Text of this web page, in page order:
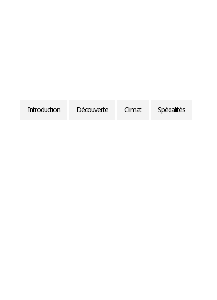
Introduction Découverte Climat Spécialités